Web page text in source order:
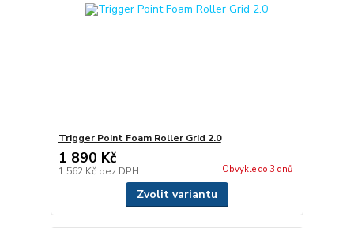
Trigger Point Foam Roller Grid 2.0
1 890 Kč
1 562 Kč bez DPH Obvykle do 3 dnů
Zvolit variantu